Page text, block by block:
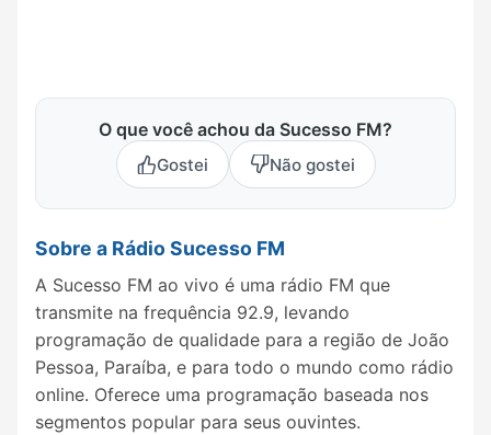
O que você achou da Sucesso FM?
Gostei Não gostei
Sobre a Rádio Sucesso FM
A Sucesso FM ao vivo é uma rádio FM que
transmite na frequência 92.9, levando
programação de qualidade para a região de João
Pessoa, Paraíba, e para todo o mundo como rádio
online. Oferece uma programação baseada nos
segmentos popular para seus ouvintes.